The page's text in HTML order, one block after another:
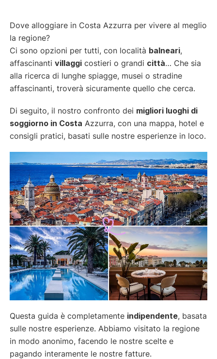
Dove alloggiare in Costa Azzurra per vivere al meglio
la regione?
Ci sono opzioni per tutti, con località balneari,
affascinanti villaggi costieri o grandi città… Che sia
alla ricerca di lunghe spiagge, musei o stradine
affascinanti, troverà sicuramente quello che cerca.
Di seguito, il nostro confronto dei migliori luoghi di
soggiorno in Costa Azzurra, con una mappa, hotel e
consigli pratici, basati sulle nostre esperienze in loco.
Questa guida è completamente indipendente, basata
sulle nostre esperienze. Abbiamo visitato la regione
in modo anonimo, facendo le nostre scelte e
pagando interamente le nostre fatture.